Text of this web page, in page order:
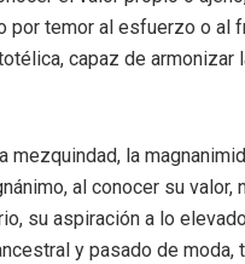
por temor al esfuerzo o al
capaz de
mezquindad, la
al conocer su
su aspiración a lo
y pasado de